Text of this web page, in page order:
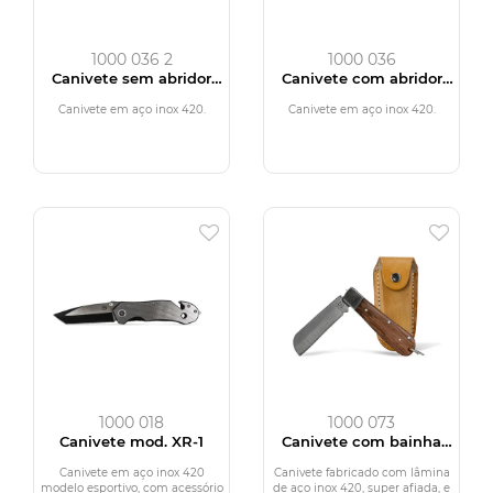
1000 036 2
Canivete sem abridor
Canivete em aço inox 420.
1000 036
Canivete com abridor
Canivete em aço inox 420.
1000 018
Canivete mod. XR-1
Canivete em aço inox 420
modelo esportivo, com acessório
1000 073
Canivete com bainha
Canivete fabricado com lâmina
de aço inox 420, super afiada, e